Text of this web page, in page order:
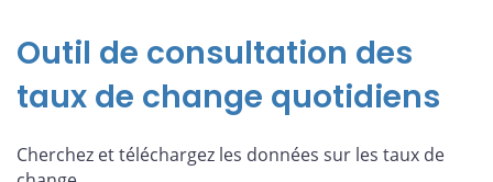
Outil de consultation des
taux de change quotidiens
Cherchez et téléchargez les données sur les taux de